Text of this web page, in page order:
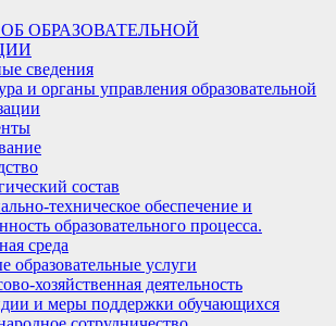
ОБРАЗОВАТЕЛЬНОЙ
сведения
и органы управления образовательной
состав
техническое обеспечение и
образовательного процесса.
среда
образовательные услуги
хозяйственная деятельность
и меры поддержки обучающихся